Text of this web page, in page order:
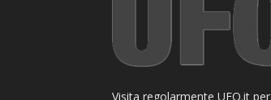
Visita regolarmente UFO.it